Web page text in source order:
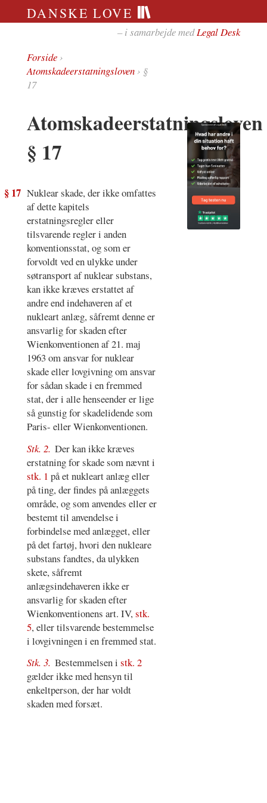
DANSKE LOVE
– i samarbejde medLegal Desk
Forside›
Atomskadeerstatningsloven› §
17
Atomskadeerstatningsloven
§ 17
§ 17 Nuklear skade, der ikke omfattes
af dette kapitels
erstatningsregler eller
tilsvarende regler i anden
konventionsstat, og som er
forvoldt ved en ulykke under
søtransport af nuklear substans,
kan ikke kræves erstattet af
andre end indehaveren af et
nukleart anlæg, såfremt denne er
ansvarlig for skaden efter
Wienkonventionen af 21. maj
1963 om ansvar for nuklear
skade eller lovgivning om ansvar
for sådan skade i en fremmed
stat, der i alle henseender er lige
så gunstig for skadelidende som
Paris- eller Wienkonventionen.
Stk. 2. Der kan ikke kræves
erstatning for skade som nævnt i
stk. 1 på et nukleart anlæg eller
på ting, der findes på anlæggets
område, og som anvendes eller er
bestemt til anvendelse i
forbindelse med anlægget, eller
på det fartøj, hvori den nukleare
substans fandtes, da ulykken
skete, såfremt
anlægsindehaveren ikke er
ansvarlig for skaden efter
Wienkonventionens art. IV,stk.
5, eller tilsvarende bestemmelse
i lovgivningen i en fremmed stat.
Stk. 3. Bestemmelsen istk. 2
gælder ikke med hensyn til
enkeltperson, der har voldt
skaden med forsæt.